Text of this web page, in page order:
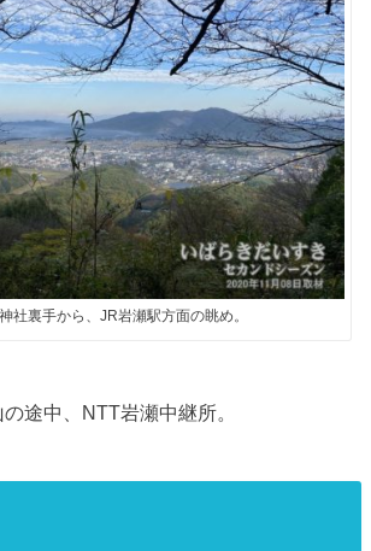
社裏手から、JR岩瀬駅方面の眺め。
途中、NTT岩瀬中継所。